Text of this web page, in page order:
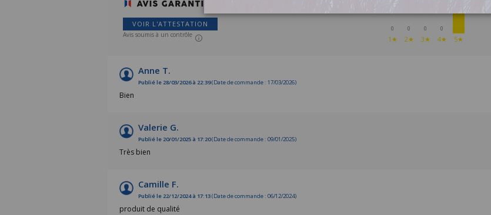
VOIR L'ATTESTATION
Avis soumis à un contrôle
0
1★
0
2★
0
3★
0
4★ 5★
Anne T.
Publié le 28/03/2026 à 22:39(Date de commande : 17/03/2026)
Bien
Valerie G.
Publié le 20/01/2025 à 17:20(Date de commande : 09/01/2025)
Très bien
Camille F.
Publié le 22/12/2024 à 17:13(Date de commande : 06/12/2024)
produit de qualité